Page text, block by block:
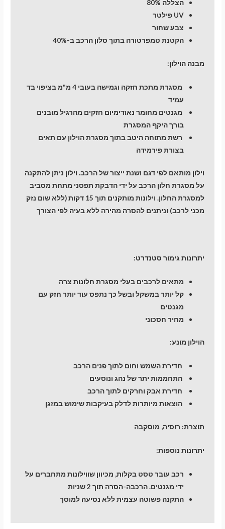
הצללה 80%
UV פילטר
צבע שחור
הקטנת טמפרטורה בתוך סלון הרכב ב-40%
מבנה הוילון:
מסגרת מתכת חזקה וגמישה בעובי 4 מ"מ בציפוי בד
עמיד
מגנטים מחומר נאודימיום חזקים מהרגיל מובנים
בורך היקף המסגרת
רשת מתוחה היטב בתוך מסגרת הוילון עם תאים
בצורת פירמידה
וילון מותאם לפי דגם ושנת ייצור של הרכב. וילון ניתן להתקנה
על מסגרת חלון הרכב על ידי הדבקת תפסני מתחת מסביב
למסגרת החלון. וילונות מותקנים תוך 15 דקות (ללא שום נזק
מכני לרכב) וניתנים להסרה מהירה ללא בעיה לפי הצורך
יתרונות גימור סטנדרט:
מתאים לרכבים בעלי מסגרת חלונות צרה
קל יותר במשקל ובשל כך נתפס עוד יותר חזק עם
מגנטים
מחיר חסכוני
הוילון מונע:
חדירת השמש וחום לתוך פנים הרכב
התחממות יתר של נהג ונוסעים
חדירת אבק וחרקים לתוך הרכב
הוצאות מיותרות לדלק בעיקבות שימוש במזגן
תוצרת: רוסיה, מוסקבה
יתרונות נוספות:
רכב עובר טסט בקלות, מכיוון שווילונות מתחברים על
ידי מגנטים. הרכבה-הסרה תוך 2 שניות
התקנה פשוטה עצמית ללא נסיעה למוסך